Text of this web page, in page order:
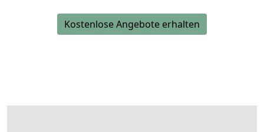
Kostenlose Angebote erhalten